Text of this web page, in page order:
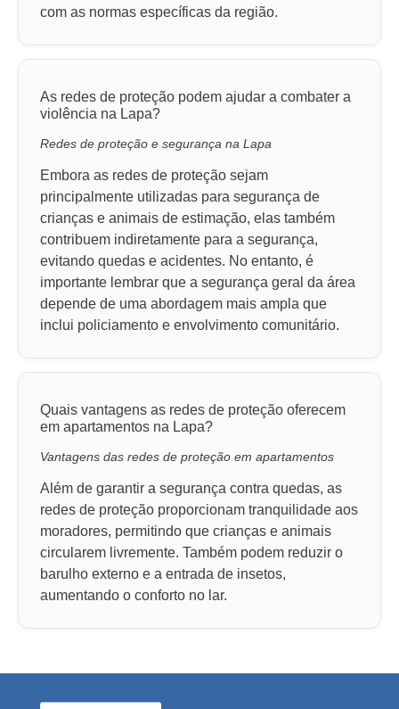
com as normas específicas da região.
As redes de proteção podem ajudar a combater a
violência na Lapa?
Redes de proteção e segurança na Lapa
Embora as redes de proteção sejam
principalmente utilizadas para segurança de
crianças e animais de estimação, elas também
contribuem indiretamente para a segurança,
evitando quedas e acidentes. No entanto, é
importante lembrar que a segurança geral da área
depende de uma abordagem mais ampla que
inclui policiamento e envolvimento comunitário.
Quais vantagens as redes de proteção oferecem
em apartamentos na Lapa?
Vantagens das redes de proteção em apartamentos
Além de garantir a segurança contra quedas, as
redes de proteção proporcionam tranquilidade aos
moradores, permitindo que crianças e animais
circularem livremente. Também podem reduzir o
barulho externo e a entrada de insetos,
aumentando o conforto no lar.